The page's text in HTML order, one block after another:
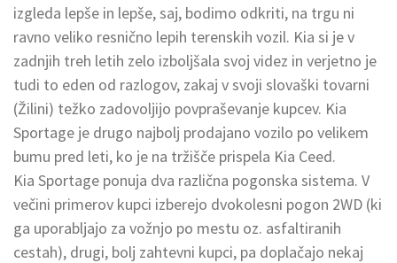
izgleda lepše in lepše, saj, bodimo odkriti, na trgu ni
ravno veliko resnično lepih terenskih vozil. Kia si je v
zadnjih treh letih zelo izboljšala svoj videz in verjetno je
tudi to eden od razlogov, zakaj v svoji slovaški tovarni
(Žilini) težko zadovoljijo povpraševanje kupcev. Kia
Sportage je drugo najbolj prodajano vozilo po velikem
bumu pred leti, ko je na tržišče prispela Kia Ceed.
Kia Sportage ponuja dva različna pogonska sistema. V
večini primerov kupci izberejo dvokolesni pogon 2WD (ki
ga uporabljajo za vožnjo po mestu oz. asfaltiranih
cestah), drugi, bolj zahtevni kupci, pa doplačajo nekaj